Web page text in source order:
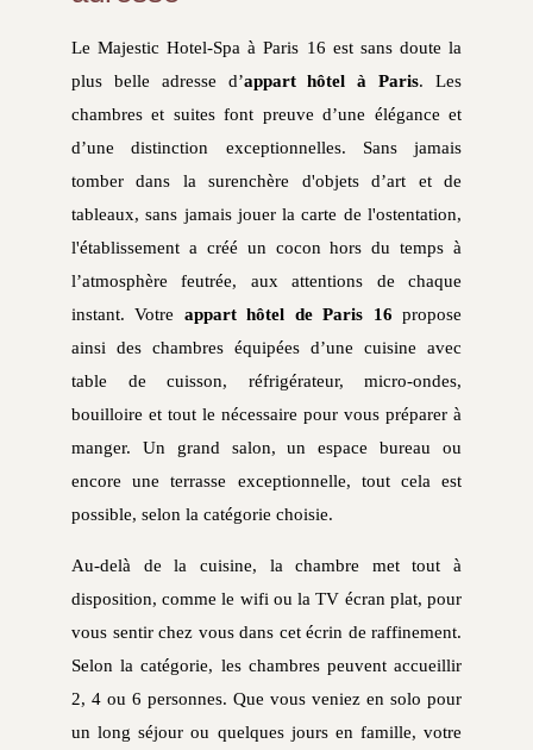
Le Majestic Hotel-Spa à Paris 16 est sans doute la
plus belle adresse d’appart hôtel à Paris. Les
chambres et suites font preuve d’une élégance et
d’une distinction exceptionnelles. Sans jamais
tomber dans la surenchère d'objets d’art et de
tableaux, sans jamais jouer la carte de l'ostentation,
l'établissement a créé un cocon hors du temps à
l’atmosphère feutrée, aux attentions de chaque
instant. Votre appart hôtel de Paris 16propose
ainsi des chambres équipées d’une cuisine avec
table de cuisson, réfrigérateur, micro-ondes,
bouilloire et tout le nécessaire pour vous préparer à
manger. Un grand salon, un espace bureau ou
encore une terrasse exceptionnelle, tout cela est
possible, selon la catégorie choisie.
Au-delà de la cuisine, la chambre met tout à
disposition, comme le wifi ou la TV écran plat, pour
vous sentir chez vous dans cet écrin de raffinement.
Selon la catégorie, les chambres peuvent accueillir
2, 4 ou 6 personnes. Que vous veniez en solo pour
un long séjour ou quelques jours en famille, votre